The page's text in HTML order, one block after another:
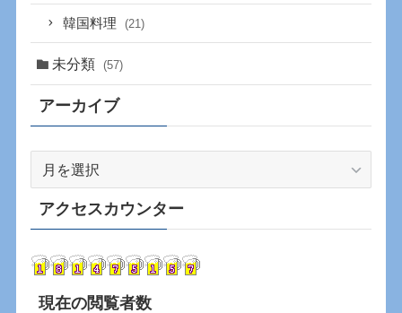
韓国料理 (21)
未分類 (57)
アーカイブ
カ
イ
アクセスカウンター
現在の閲覧者数